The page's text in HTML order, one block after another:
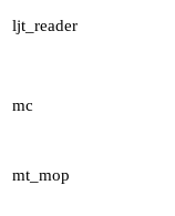
ljt_reader
mc
mt_mop